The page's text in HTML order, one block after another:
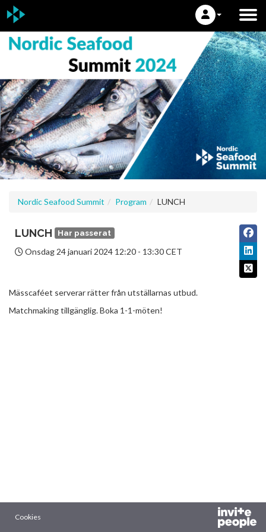
Nordic Seafood Summit Program LUNCH
LUNCH Har passerat
Onsdag 24 januari 2024 12:20 - 13:30 CET
Mässcaféet serverar rätter från utställarnas utbud.
Matchmaking tillgänglig. Boka 1-1-möten!
Cookies